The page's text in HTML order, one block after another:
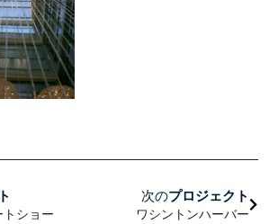
トショー
次のプロジェクト
ワシントンハーバー